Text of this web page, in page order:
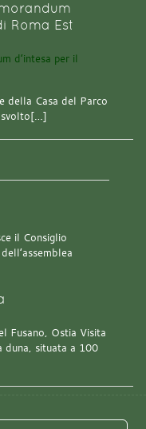
Roma Est
della Casa del Parco
svolto[…]
il Consiglio
Fusano, Ostia Visita
duna, situata a 100